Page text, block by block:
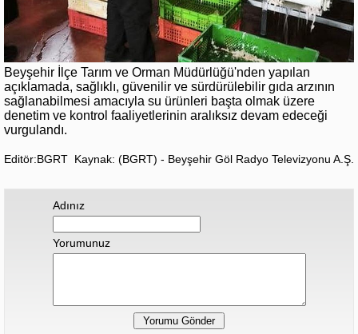
Beyşehir İlçe Tarım ve Orman Müdürlüğü'nden yapılan
açıklamada, sağlıklı, güvenilir ve sürdürülebilir gıda arzının
sağlanabilmesi amacıyla su ürünleri başta olmak üzere
denetim ve kontrol faaliyetlerinin aralıksız devam edeceği
vurgulandı.
Editör:BGRT Kaynak: (BGRT) - Beyşehir Göl Radyo Televizyonu A.Ş.
Adınız
Yorumunuz